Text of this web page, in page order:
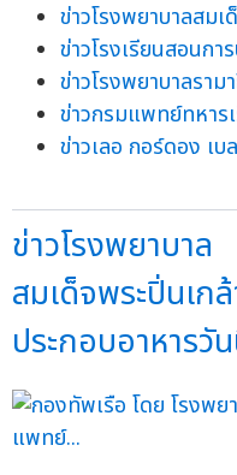
ข่าวโรงพยาบาลสมเ
ข่าวโรงเรียนสอนกา
ข่าวโรงพยาบาลราม
ข่าวกรมแพทย์ทหาร
ข่าวเลอ กอร์ดอง เบ
ข่าวโรงพยาบาล
สมเด็จพระปิ่นเก
ประกอบอาหารวั